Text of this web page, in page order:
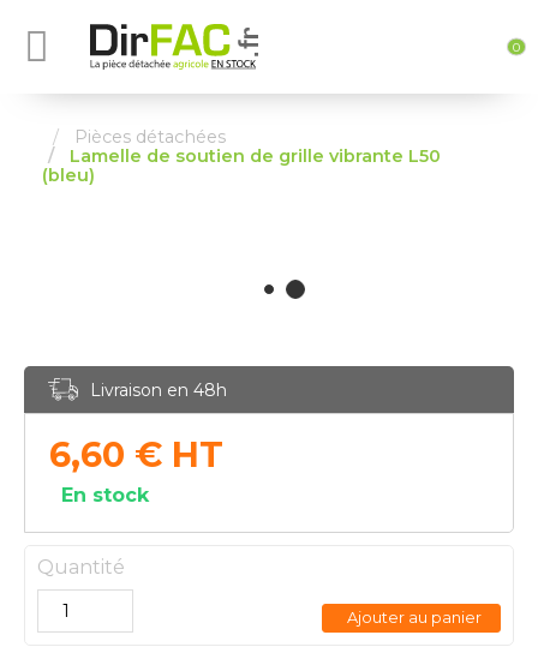
0
Pièces détachées
Lamelle de soutien de grille vibrante L50
(bleu)
Livraison en 48h
6,60 € HT
En stock
Quantité
Ajouter au panier